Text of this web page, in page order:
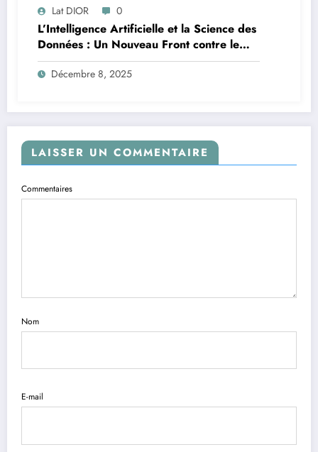
Lat DIOR 0
L’Intelligence Artificielle et la Science des
Données : Un Nouveau Front contre le
Paludisme en Afrique
Décembre 8, 2025
LAISSER UN COMMENTAIRE
Commentaires
Nom
E-mail